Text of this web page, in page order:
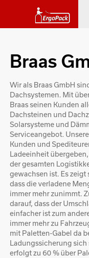
Braas
Wir als Braas GmbH
Dachsystemen. Mit
Braas seinen Kunden
Dachsteinen und
Solarsysteme und
Serviceangebot.
Kunden und
Ladeeinheit
der gesamten
gewachsen ist. Es zeigt
dass die verladene
immer mehr zunimmt.
darauf, dass der
einfacher ist zum
immer mehr zu
mit Paletten-Gabel da
Ladungssicherung sich
erfolgt zu 60 % über